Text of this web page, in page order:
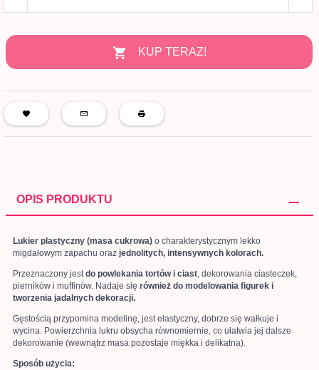
KUP TERAZ!
OPIS PRODUKTU
Lukier plastyczny (masa cukrowa) o charakterystycznym lekko
migdałowym zapachu oraz jednolitych, intensywnych kolorach.
Przeznaczony jestdo powlekania tortów i ciast, dekorowania ciasteczek,
pierników i muffinów. Nadaje się również do modelowania figurek i
tworzenia jadalnych dekoracji.
Gęstością przypomina modelinę, jest elastyczny, dobrze się wałkuje i
wycina. Powierzchnia lukru obsycha równomiernie, co ułatwia jej dalsze
dekorowanie (wewnątrz masa pozostaje miękka i delikatna).
Sposób użycia: